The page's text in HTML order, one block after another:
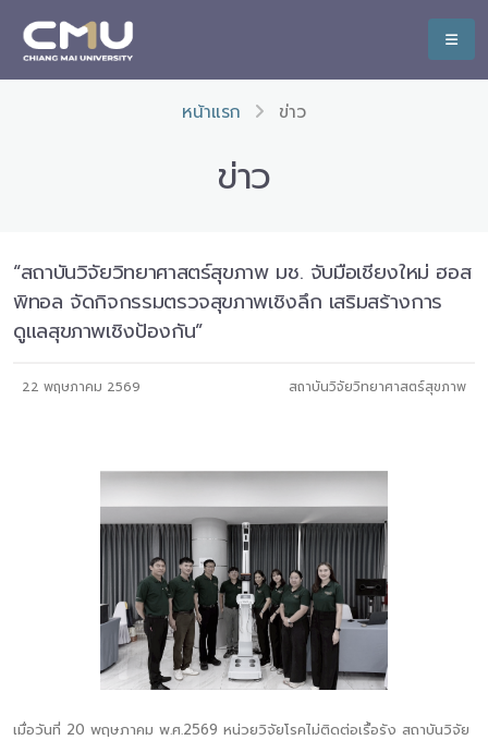
หน้าแรก ข่าว
ข่าว
“สถาบันวิจัยวิทยาศาสตร์สุขภาพ มช. จับมือเชียงใหม่ ฮอส
พิทอล จัดกิจกรรมตรวจสุขภาพเชิงลึก เสริมสร้างการ
ดูแลสุขภาพเชิงป้องกัน”
22 พฤษภาคม 2569 สถาบันวิจัยวิทยาศาสตร์สุขภาพ
เมื่อวันที่ 20 พฤษภาคม พ.ศ.2569 หน่วยวิจัยโรคไม่ติดต่อเรื้อรัง สถาบันวิจัย